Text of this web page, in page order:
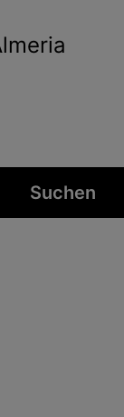
Suchen